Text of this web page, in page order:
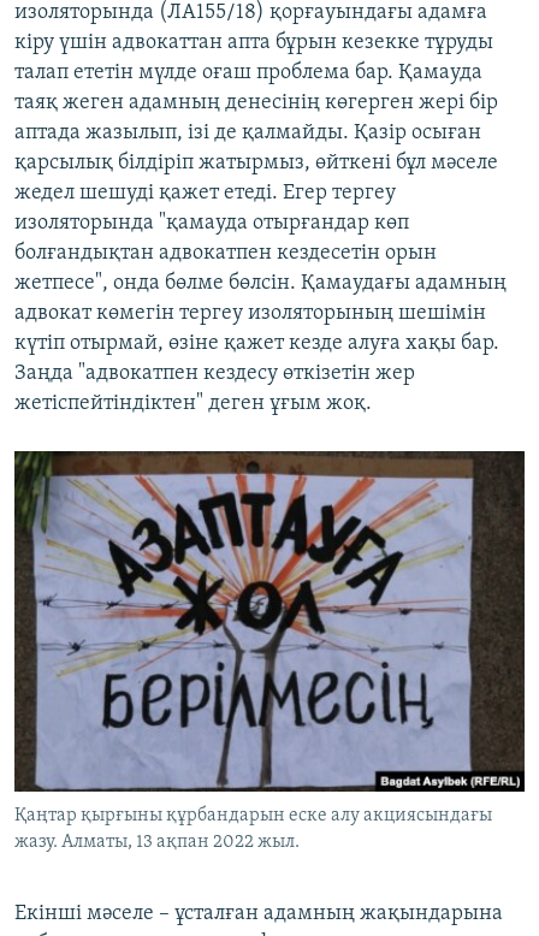
изоляторында (ЛА155/18) қорғауындағы адамға
кіру үшін адвокаттан апта бұрын кезекке тұруды
талап ететін мүлде оғаш проблема бар. Қамауда
таяқ жеген адамның денесінің көгерген жері бір
аптада жазылып, ізі де қалмайды. Қазір осыған
қарсылық білдіріп жатырмыз, өйткені бұл мәселе
жедел шешуді қажет етеді. Егер тергеу
изоляторында "қамауда отырғандар көп
болғандықтан адвокатпен кездесетін орын
жетпесе", онда бөлме бөлсін. Қамаудағы адамның
адвокат көмегін тергеу изоляторының шешімін
күтіп отырмай, өзіне қажет кезде алуға хақы бар.
Заңда "адвокатпен кездесу өткізетін жер
жетіспейтіндіктен" деген ұғым жоқ.
Қаңтар қырғыны құрбандарын еске алу акциясындағы
жазу. Алматы, 13 ақпан 2022 жыл.
Екінші мәселе – ұсталған адамның жақындарына